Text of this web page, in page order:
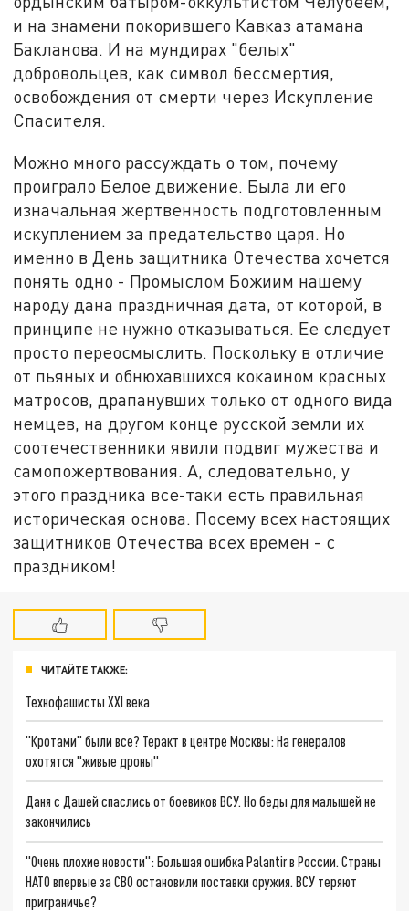
и на знамени покорившего Кавказ атамана
Бакланова. И на мундирах "белых"
добровольцев, как символ бессмертия,
освобождения от смерти через Искупление
Спасителя.
Можно много рассуждать о том, почему
проиграло Белое движение. Была ли его
изначальная жертвенность подготовленным
искуплением за предательство царя. Но
именно в День защитника Отечества хочется
понять одно - Промыслом Божиим нашему
народу дана праздничная дата, от которой, в
принципе не нужно отказываться. Ее следует
просто переосмыслить. Поскольку в отличие
от пьяных и обнюхавшихся кокаином красных
матросов, драпанувших только от одного вида
немцев, на другом конце русской земли их
соотечественники явили подвиг мужества и
самопожертвования. А, следовательно, у
этого праздника все-таки есть правильная
историческая основа. Посему всех настоящих
защитников Отечества всех времен - с
праздником!
ЧИТАЙТЕ ТАКЖЕ:
Технофашисты XXI века
"Кротами" были все? Теракт в центре Москвы: На генералов
охотятся "живые дроны"
Даня с Дашей спаслись от боевиков ВСУ. Но беды для малышей не
закончились
"Очень плохие новости": Большая ошибка Palantir в России. Страны
НАТО впервые за СВО остановили поставки оружия. ВСУ теряют
приграничье?